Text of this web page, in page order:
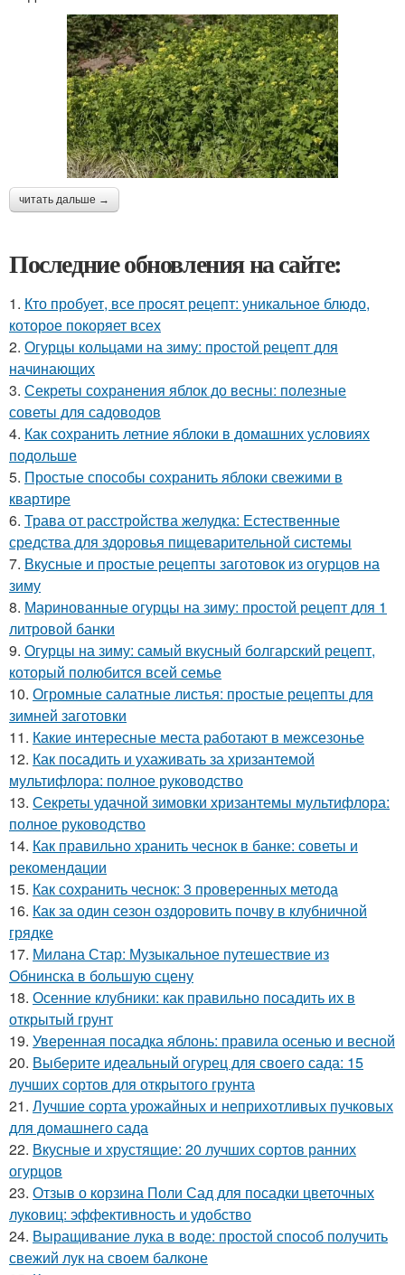
читать дальше →
Последние обновления на сайте:
1. Кто пробует, все просят рецепт: уникальное блюдо,
которое покоряет всех
2. Огурцы кольцами на зиму: простой рецепт для
начинающих
3. Секреты сохранения яблок до весны: полезные
советы для садоводов
4. Как сохранить летние яблоки в домашних условиях
подольше
5. Простые способы сохранить яблоки свежими в
квартире
6. Трава от расстройства желудка: Естественные
средства для здоровья пищеварительной системы
7. Вкусные и простые рецепты заготовок из огурцов на
зиму
8. Маринованные огурцы на зиму: простой рецепт для 1
литровой банки
9. Огурцы на зиму: самый вкусный болгарский рецепт,
который полюбится всей семье
10. Огромные салатные листья: простые рецепты для
зимней заготовки
11. Какие интересные места работают в межсезонье
12. Как посадить и ухаживать за хризантемой
мультифлора: полное руководство
13. Секреты удачной зимовки хризантемы мультифлора:
полное руководство
14. Как правильно хранить чеснок в банке: советы и
рекомендации
15. Как сохранить чеснок: 3 проверенных метода
16. Как за один сезон оздоровить почву в клубничной
грядке
17. Милана Стар: Музыкальное путешествие из
Обнинска в большую сцену
18. Осенние клубники: как правильно посадить их в
открытый грунт
19. Уверенная посадка яблонь: правила осенью и весной
20. Выберите идеальный огурец для своего сада: 15
лучших сортов для открытого грунта
21. Лучшие сорта урожайных и неприхотливых пучковых
для домашнего сада
22. Вкусные и хрустящие: 20 лучших сортов ранних
огурцов
23. Отзыв о корзина Поли Сад для посадки цветочных
луковиц: эффективность и удобство
24. Выращивание лука в воде: простой способ получить
свежий лук на своем балконе